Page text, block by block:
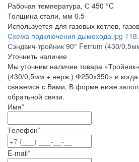
Рабочая температура, С 450 °C
Толщина стали, мм 0.5
Используется для газовых котлов,
Схема подключения дымохода.jpg
Сэндвич-тройник 90° Ferrum (430/
Уточнить наличие
Мы уточним наличие товара
(430/0,5мм + нерж.) Ф250х350» и
свяжемся с Вами. В форме ниже
обратьной связи.
Имя*
Телефон*
E-mail*